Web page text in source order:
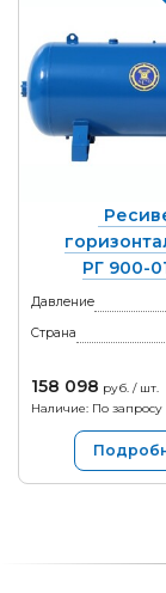
РГ 900-
Давление
Страна
158 098 руб. / шт.
Наличие: По запросу